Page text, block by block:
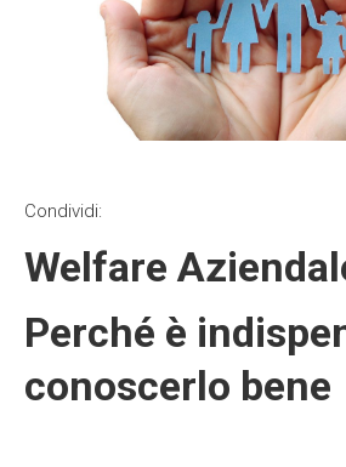
Condividi:
Welfare
Perché è
conoscerlo bene